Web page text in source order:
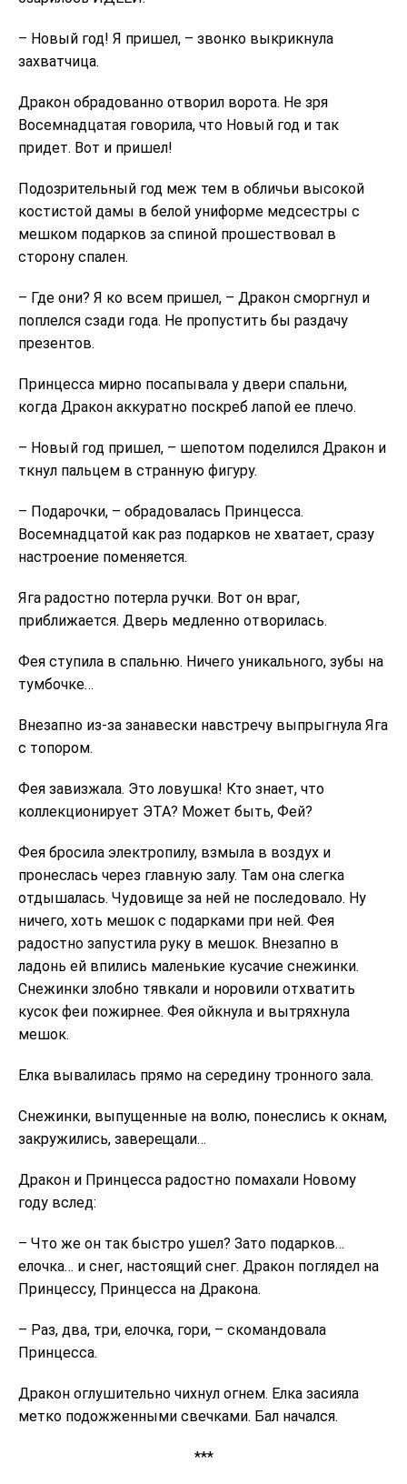
– Новый год! Я пришел, – звонко выкрикнула
захватчица.
Дракон обрадованно отворил ворота. Не зря
Восемнадцатая говорила, что Новый год и так
придет. Вот и пришел!
Подозрительный год меж тем в обличьи высокой
костистой дамы в белой униформе медсестры с
мешком подарков за спиной прошествовал в
сторону спален.
– Где они? Я ко всем пришел, – Дракон сморгнул и
поплелся сзади года. Не пропустить бы раздачу
презентов.
Принцесса мирно посапывала у двери спальни,
когда Дракон аккуратно поскреб лапой ее плечо.
– Новый год пришел, – шепотом поделился Дракон и
ткнул пальцем в странную фигуру.
– Подарочки, – обрадовалась Принцесса.
Восемнадцатой как раз подарков не хватает, сразу
настроение поменяется.
Яга радостно потерла ручки. Вот он враг,
приближается. Дверь медленно отворилась.
Фея ступила в спальню. Ничего уникального, зубы на
тумбочке…
Внезапно из-за занавески навстречу выпрыгнула Яга
с топором.
Фея завизжала. Это ловушка! Кто знает, что
коллекционирует ЭТА? Может быть, Фей?
Фея бросила электропилу, взмыла в воздух и
пронеслась через главную залу. Там она слегка
отдышалась. Чудовище за ней не последовало. Ну
ничего, хоть мешок с подарками при ней. Фея
радостно запустила руку в мешок. Внезапно в
ладонь ей впились маленькие кусачие снежинки.
Снежинки злобно тявкали и норовили отхватить
кусок феи пожирнее. Фея ойкнула и вытряхнула
мешок.
Елка вывалилась прямо на середину тронного зала.
Снежинки, выпущенные на волю, понеслись к окнам,
закружились, заверещали…
Дракон и Принцесса радостно помахали Новому
году вслед:
– Что же он так быстро ушел? Зато подарков…
елочка… и снег, настоящий снег. Дракон поглядел на
Принцессу, Принцесса на Дракона.
– Раз, два, три, елочка, гори, – скомандовала
Принцесса.
Дракон оглушительно чихнул огнем. Елка засияла
метко подожженными свечками. Бал начался.
***